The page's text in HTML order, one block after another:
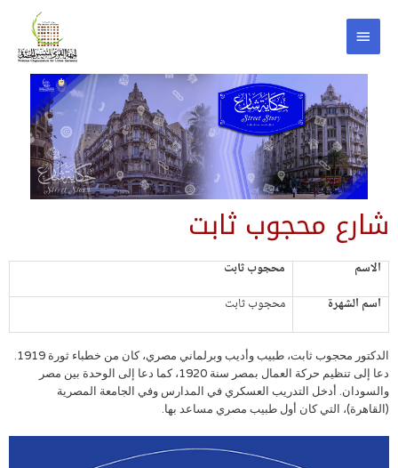
شارع محجوب ثابت
الاسم
محجوب ثابت
اسم الشهرة
محجوب ثابت
الدكتور محجوب ثابت، طبيب وأديب وبرلماني مصري، كان من خطباء ثورة 1919.
دعا إلى تنظيم حركة العمال بمصر سنة 1920، كما دعا إلى الوحدة بين مصر
والسودان. أدخل التدريب العسكري في المدارس وفي الجامعة المصرية
(القاهرة)، التي كان أول طبيب مصري مساعد بها.